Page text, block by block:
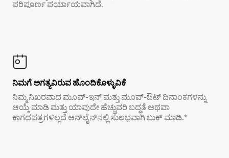
ಪರಿಪೂರ್ಣ ಪರ್ಯಾಯವಾಗಿದೆ.
ನಿಮಗೆ ಅಗತ್ಯವಿರುವ ಹೊಂದಿಕೊಳ್ಳುವಿಕೆ
ನಿಮ್ಮ ನಿಖರವಾದ ಮೂವ್-ಇನ್ ಮತ್ತು ಮೂವ್-ಔಟ್ ದಿನಾಂಕಗಳನ್ನು
ಆಯ್ಕೆ ಮಾಡಿ ಮತ್ತು ಯಾವುದೇ ಹೆಚ್ಚುವರಿ ಬದ್ಧತೆ ಅಥವಾ
ಕಾಗದಪತ್ರಗಳಿಲ್ಲದೆ ಆನ್‌ಲೈನ್‌ನಲ್ಲಿ ಸುಲಭವಾಗಿ ಬುಕ್ ಮಾಡಿ.*